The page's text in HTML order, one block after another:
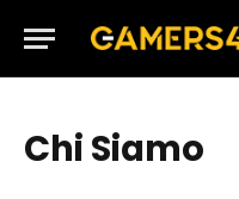
Chi Siamo